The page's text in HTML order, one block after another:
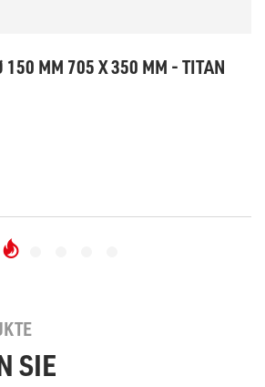
150 MM 705 X 350 MM - TITAN
SIE